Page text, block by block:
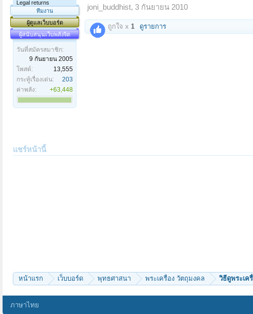
Legal returns
ทีมงาน
ผู้ดูแลเว็บบอร์ด
ผู้สนับสนุนเว็บพลังจิต
วันที่สมัครสมาชิก:
9 กันยายน 2005
โพสต์:
13,555
กระทู้เรื่องเด่น:
203
ค่าพลัง:
+63,448
joni_buddhist, 3 กันยายน 2010
ถูกใจ x 1 ดูรายการ
แชร์หน้านี้
หน้าแรก เว็บบอร์ด พุทธศาสนา พระเครื่อง วัตถุมงคล วิธีดูพระเค
ภาษาไทย